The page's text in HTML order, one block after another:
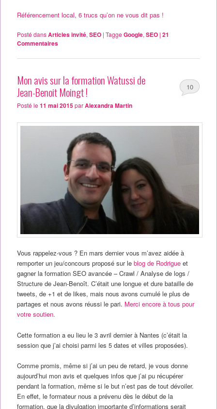
Référencement local, 6 trucs qu’on ne vous dit pas !
Posté dansArticles invité,SEO | Tagge Google,SEO | 21
Commentaires
Mon avis sur la formation Watussi de
Jean-Benoit Moingt !
Posté le 11 mai 2015parAlexandra Martin
10
Vous rappelez-vous ? En mars dernier vous m’avez aidée à
remporter un jeu/concours proposé sur le blog de Rodrigueet
gagner la formation SEO avancée – Crawl / Analyse de logs /
Structure de Jean-Benoît. C’était une longue et dure bataille de
tweets, de +1 et de likes, mais nous avons cumulé le plus de
partages et nous avons réussi le pari. Merci encore à tous pour
votre soutien.
Cette formation a eu lieu le 3 avril dernier à Nantes (c’était la
session que j’ai choisi parmi les 5 dates et villes proposées).
Comme promis, même si j’ai un peu de retard, je vous donne
aujourd’hui mon avis et quelques infos que j’ai pu récupérer
pendant la formation, même si le but n’est pas de tout dévoiler.
En effet, le formateur nous a prévenu dès le début de la
formation, que la divulgation importante d’informations serait